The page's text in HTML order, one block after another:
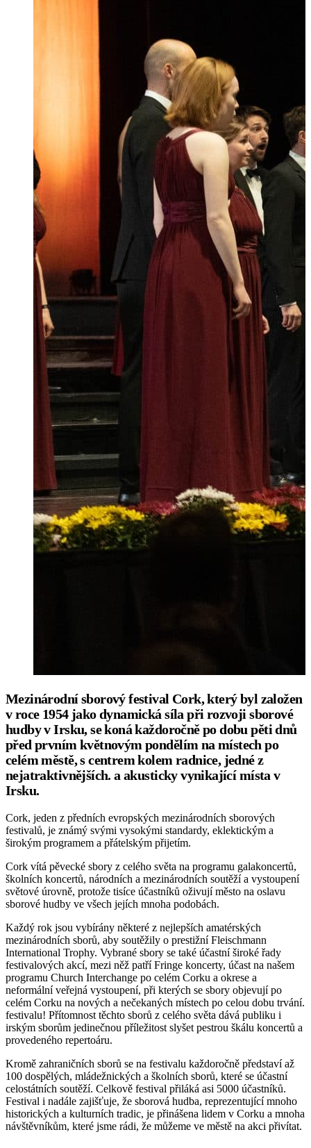
Mezinárodní sborový festival Cork, který byl založen
v roce 1954 jako dynamická síla při rozvoji sborové
hudby v Irsku, se koná každoročně po dobu pěti dnů
před prvním květnovým pondělím na místech po
celém městě, s centrem kolem radnice, jedné z
nejatraktivnějších. a akusticky vynikající místa v
Irsku.
Cork, jeden z předních evropských mezinárodních sborových
festivalů, je známý svými vysokými standardy, eklektickým a
širokým programem a přátelským přijetím.
Cork vítá pěvecké sbory z celého světa na programu galakoncertů,
školních koncertů, národních a mezinárodních soutěží a vystoupení
světové úrovně, protože tisíce účastníků oživují město na oslavu
sborové hudby ve všech jejích mnoha podobách.
Každý rok jsou vybírány některé z nejlepších amatérských
mezinárodních sborů, aby soutěžily o prestižní Fleischmann
International Trophy. Vybrané sbory se také účastní široké řady
festivalových akcí, mezi něž patří Fringe koncerty, účast na našem
programu Church Interchange po celém Corku a okrese a
neformální veřejná vystoupení, při kterých se sbory objevují po
celém Corku na nových a nečekaných místech po celou dobu trvání.
festivalu! Přítomnost těchto sborů z celého světa dává publiku i
irským sborům jedinečnou příležitost slyšet pestrou škálu koncertů a
provedeného repertoáru.
Kromě zahraničních sborů se na festivalu každoročně představí až
100 dospělých, mládežnických a školních sborů, které se účastní
celostátních soutěží. Celkově festival přiláká asi 5000 účastníků.
Festival i nadále zajišťuje, že sborová hudba, reprezentující mnoho
historických a kulturních tradic, je přinášena lidem v Corku a mnoha
návštěvníkům, které jsme rádi, že můžeme ve městě na akci přivítat.